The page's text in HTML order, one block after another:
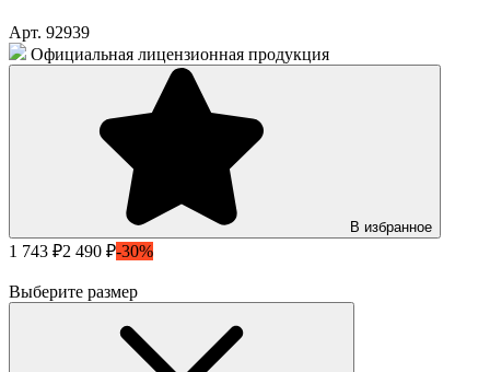
Арт. 92939
Официальная лицензионная продукция
В избранное
1 743 ₽2 490 ₽-30%
Выберите размер